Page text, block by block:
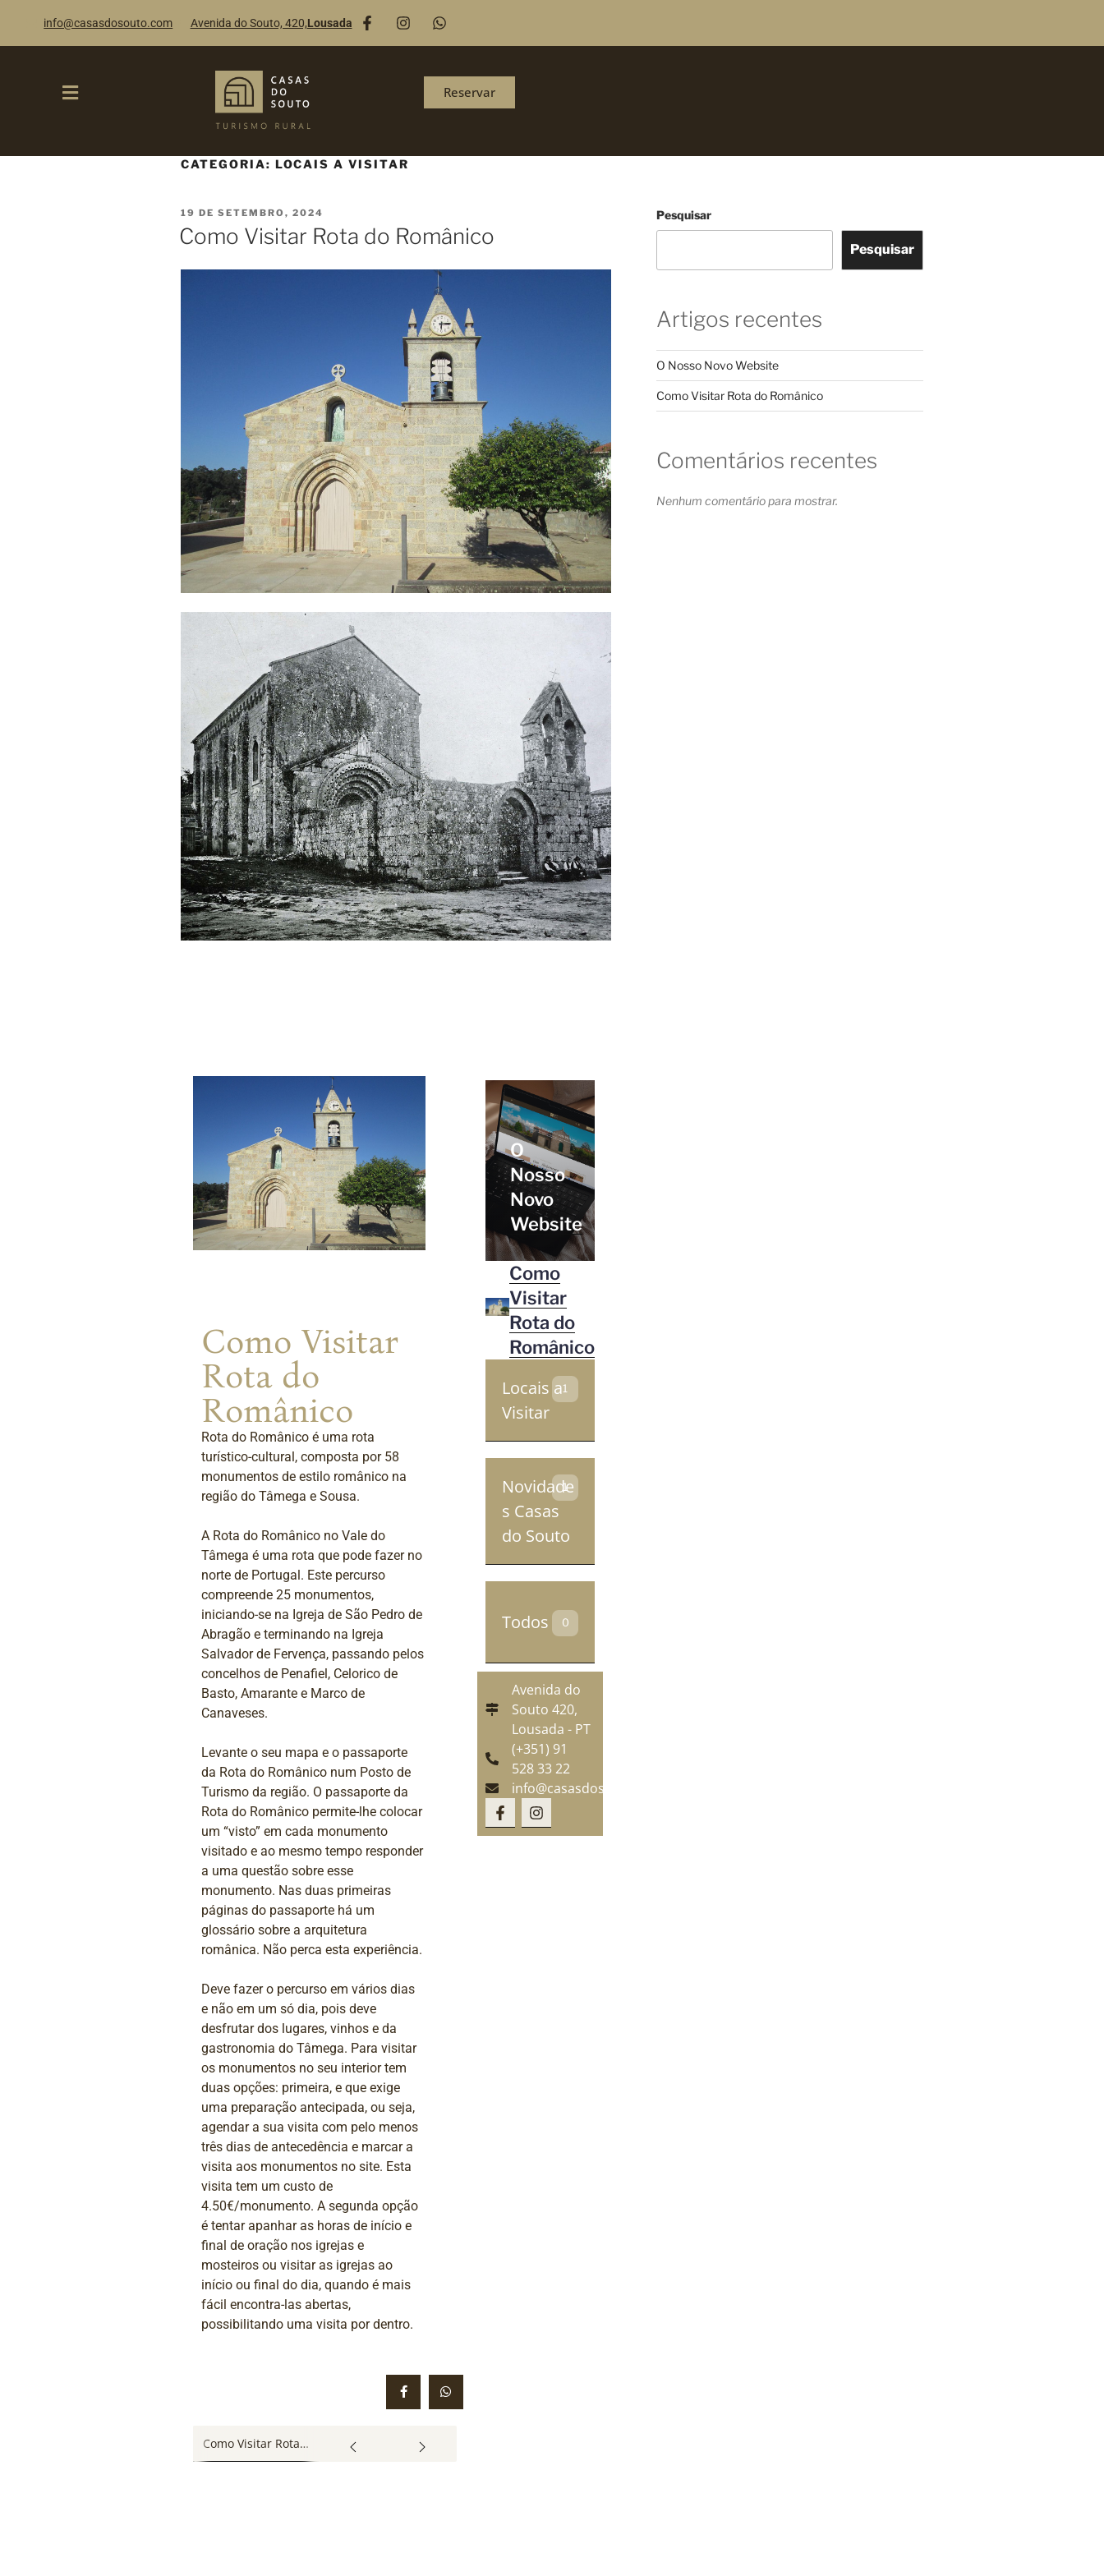
info@casasdosouto.com Avenida do Souto, 420,Lousada
Reservar
CATEGORIA: LOCAIS A VISITAR
19 DE SETEMBRO, 2024
Como Visitar Rota do Românico
Como Visitar
Rota do
Românico
Rota do Românico é uma rota
turístico-cultural, composta por 58
monumentos de estilo românico na
região do Tâmega e Sousa.
A Rota do Românico no Vale do
Tâmega é uma rota que pode fazer no
norte de Portugal. Este percurso
compreende 25 monumentos,
iniciando-se na Igreja de São Pedro de
Abragão e terminando na Igreja
Salvador de Fervença, passando pelos
concelhos de Penafiel, Celorico de
Basto, Amarante e Marco de
Canaveses.
Levante o seu mapa e o passaporte
da Rota do Românico num Posto de
Turismo da região. O passaporte da
Rota do Românico permite-lhe colocar
um “visto” em cada monumento
visitado e ao mesmo tempo responder
a uma questão sobre esse
monumento. Nas duas primeiras
páginas do passaporte há um
glossário sobre a arquitetura
românica. Não perca esta experiência.
Deve fazer o percurso em vários dias
e não em um só dia, pois deve
desfrutar dos lugares, vinhos e da
gastronomia do Tâmega. Para visitar
os monumentos no seu interior tem
duas opções: primeira, e que exige
uma preparação antecipada, ou seja,
agendar a sua visita com pelo menos
três dias de antecedência e marcar a
visita aos monumentos no site. Esta
visita tem um custo de
4.50€/monumento. A segunda opção
é tentar apanhar as horas de início e
final de oração nos igrejas e
mosteiros ou visitar as igrejas ao
início ou final do dia, quando é mais
fácil encontra-las abertas,
possibilitando uma visita por dentro.
Como Visitar Rota do Românico
O
Nosso
Novo
Website
Como
Visitar
Rota do
Românico
Locais a
Visitar
1
Novidade
s Casas
do Souto
1
Todos 0
Avenida do
Souto 420,
Lousada - PT
(+351) 91
528 33 22
info@casasdosouto.com
Pesquisar
Pesquisar
Artigos recentes
O Nosso Novo Website
Como Visitar Rota do Românico
Comentários recentes
Nenhum comentário para mostrar.